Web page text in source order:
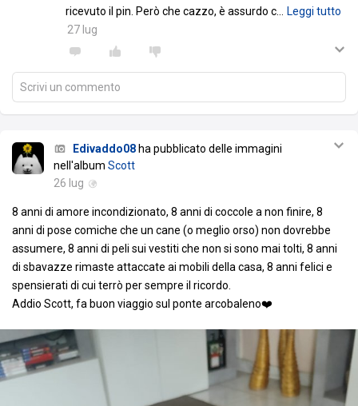
ricevuto il pin. Però che cazzo, è assurdo c
Leggi tutto
27 lug
Scrivi un commento
Edivaddo08 ha pubblicato delle immagini
nell'album Scott
26 lug
8 anni di amore incondizionato, 8 anni di coccole a non finire, 8
anni di pose comiche che un cane (o meglio orso) non dovrebbe
assumere, 8 anni di peli sui vestiti che non si sono mai tolti, 8 anni
di sbavazze rimaste attaccate ai mobili della casa, 8 anni felici e
spensierati di cui terrò per sempre il ricordo.
Addio Scott, fa buon viaggio sul ponte arcobaleno❤️